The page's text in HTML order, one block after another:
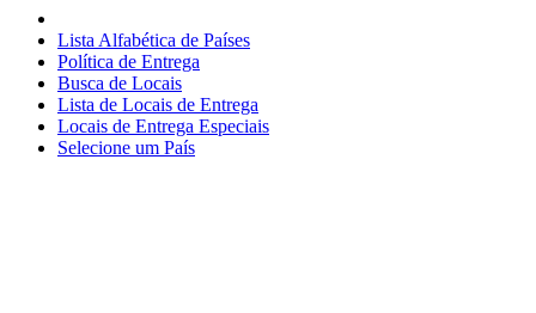
Lista Alfabética de Países
Política de Entrega
Busca de Locais
Lista de Locais de Entrega
Locais de Entrega Especiais
Selecione um País